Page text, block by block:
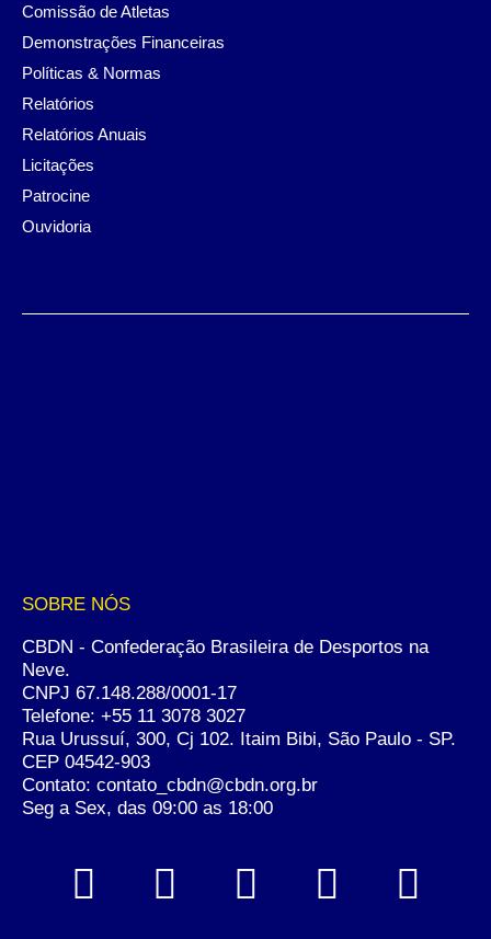
Comissão de Atletas
Demonstrações Financeiras
Políticas & Normas
Relatórios
Relatórios Anuais
Licitações
Patrocine
Ouvidoria
SOBRE NÓS
CBDN - Confederação Brasileira de Desportos na
Neve.
CNPJ 67.148.288/0001-17
Telefone: +55 11 3078 3027
Rua Urussuí, 300, Cj 102. Itaim Bibi, São Paulo - SP.
CEP 04542-903
Contato: contato_cbdn@cbdn.org.br
Seg a Sex, das 09:00 as 18:00